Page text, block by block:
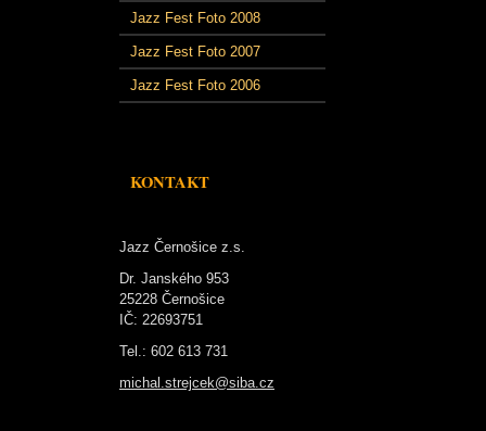
Jazz Fest Foto 2008
Jazz Fest Foto 2007
Jazz Fest Foto 2006
KONTAKT
Jazz Černošice z.s.
Dr. Janského 953
25228 Černošice
IČ: 22693751
Tel.: 602 613 731
michal.strejcek@siba.cz